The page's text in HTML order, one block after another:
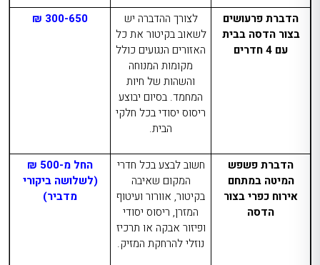
הדברת פרעושים
בצור הדסה בבית
עם 4 חדרים
לצורך ההדברה יש
לשאוב בקיטור את כל
האזורים הנגועים כולל
מקומות המנוחה
והשהות של חיות
המחמד. בסיום יבוצע
ריסוס יסודי בכל חלקי
הבית.
300-650 ₪
הדברת פשפש
המיטה במתחם
אירוח כפרי בצור
הדסה
חשוב לבצע בכל חדרי
המקום שאיבה
בקיטור, אוורור ועיטוף
המזרן, ריסוס יסודי
ופיזור אבקה או תרכיז
נוזלי להרחקת המזיק.
החל מ-500 ₪
(לשלושה ביקורי
מדביר)